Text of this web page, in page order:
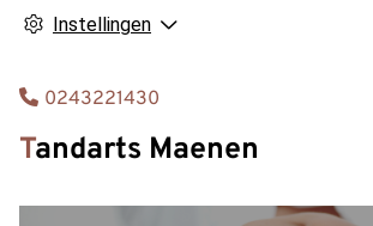
Instellingen
Tandarts Maenen
Tel:
0243221430